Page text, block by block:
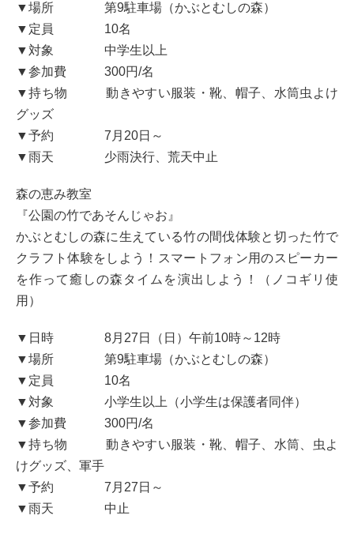
▼場所 第9駐車場（かぶとむしの森）
▼定員 10名
▼対象 中学生以上
▼参加費 300円/名
▼持ち物 動きやすい服装・靴、帽子、水筒虫よけ
グッズ
▼予約 7月20日～
▼雨天 少雨決行、荒天中止
森の恵み教室
『公園の竹であそんじゃお』
かぶとむしの森に生えている竹の間伐体験と切った竹で
クラフト体験をしよう！スマートフォン用のスピーカー
を作って癒しの森タイムを演出しよう！（ノコギリ使
用）
▼日時 8月27日（日）午前10時～12時
▼場所 第9駐車場（かぶとむしの森）
▼定員 10名
▼対象 小学生以上（小学生は保護者同伴）
▼参加費 300円/名
▼持ち物 動きやすい服装・靴、帽子、水筒、虫よ
けグッズ、軍手
▼予約 7月27日～
▼雨天 中止